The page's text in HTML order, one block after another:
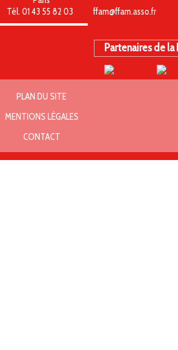
Tél. 01 43 55 82 03 ffam@ffam.asso.fr
Partenaires de la
PLAN DU SITE
MENTIONS LÉGALES
CONTACT